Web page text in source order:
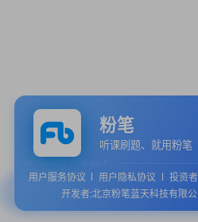
粉笔
听课刷题、就用粉笔
用户服务协议 用户隐私协议 投资
开发者:北京粉笔蓝天科技有限